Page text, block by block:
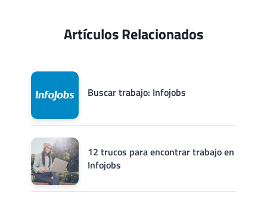
Artículos Relacionados
Buscar trabajo: Infojobs
12 trucos para encontrar trabajo en
Infojobs